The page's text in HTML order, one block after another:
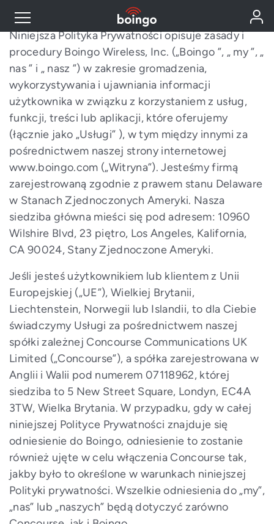
Industry Expertise
Wireless Solutions
Personal Plans
Resources
Contact
Wprowadzenie
Niniejsza Polityka Prywatności opisuje zasady i
procedury Boingo Wireless, Inc. („Boingo ”, „ my ”, „
nas ” i „ nasz ”) w zakresie gromadzenia,
wykorzystywania i ujawniania informacji
użytkownika w związku z korzystaniem z usług,
funkcji, treści lub aplikacji, które oferujemy
(łącznie jako „Usługi” ), w tym między innymi za
pośrednictwem naszej strony internetowej
www.boingo.com („Witryna”). Jesteśmy firmą
zarejestrowaną zgodnie z prawem stanu Delaware
w Stanach Zjednoczonych Ameryki. Nasza
siedziba główna mieści się pod adresem: 10960
Wilshire Blvd, 23 piętro, Los Angeles, Kalifornia,
CA 90024, Stany Zjednoczone Ameryki.
Jeśli jesteś użytkownikiem lub klientem z Unii
Europejskiej („UE”), Wielkiej Brytanii,
Liechtenstein, Norwegii lub Islandii, to dla Ciebie
świadczymy Usługi za pośrednictwem naszej
spółki zależnej Concourse Communications UK
Limited („Concourse”), a spółka zarejestrowana w
Anglii i Walii pod numerem 07118962, której
siedziba to 5 New Street Square, Londyn, EC4A
3TW, Wielka Brytania. W przypadku, gdy w całej
niniejszej Polityce Prywatności znajduje się
odniesienie do Boingo, odniesienie to zostanie
również ujęte w celu włączenia Concourse tak,
jakby było to określone w warunkach niniejszej
Polityki prywatności. Wszelkie odniesienia do „my”,
„nas” lub „naszych” będą dotyczyć zarówno